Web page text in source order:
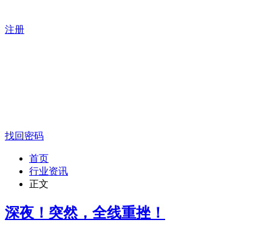
注册
找回密码
首页
行业资讯
正文
深夜！突然，全线重挫！